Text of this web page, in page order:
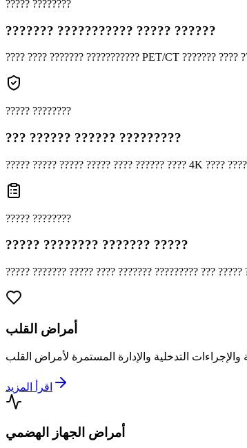
????? ????????
??????? ??????????? ????? ??????
???? ???? ??????? ??????????? PET/CT ??????? ????
????? ????????
??? ?????? ?????? ?????????
????? ????? ????? ????? ???? ?????? ???? 4K ????
????? ????????
????? ???????? ??????? ?????
????? ??????? ????? ???? ??????? ????????? ???
أمراض القلب
اقرأ المزيد
أمراض الجهاز الهضمي